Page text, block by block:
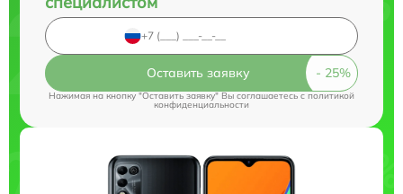
Оставить заявку
Нажимая на кнопку "Оставить заявку" Вы соглашаетесь cполитикой
конфиденциальности